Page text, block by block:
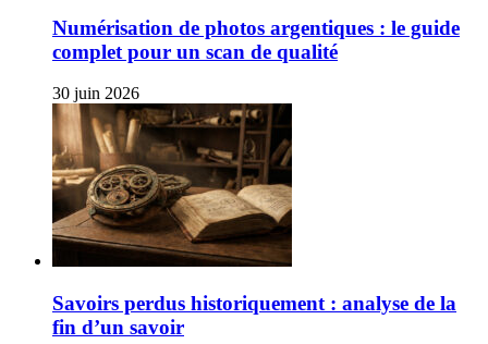
Numérisation de photos argentiques : le guide
complet pour un scan de qualité
30 juin 2026
Savoirs perdus historiquement : analyse de la
fin d’un savoir